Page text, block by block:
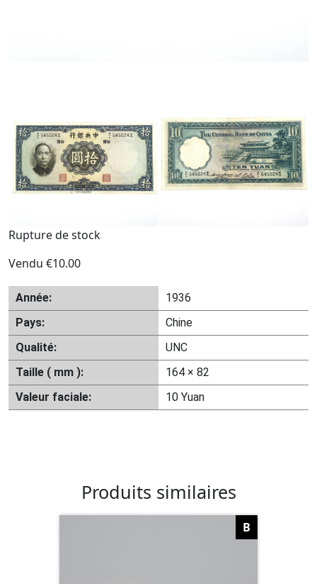
Rupture de stock
Vendu €10.00
Année:
1936
Pays:
Chine
Qualité:
UNC
Taille ( mm ):
164 × 82
Valeur faciale:
10 Yuan
Produits similaires
B